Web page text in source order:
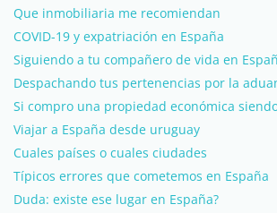
Que inmobiliaria me recomiendan
COVID-19 y expatriación en España
Siguiendo a tu compañero de vida en
Despachando tus pertenencias por la
Si compro una propiedad económica
Viajar a España desde uruguay
Cuales países o cuales ciudades
Típicos errores que cometemos en España
Duda: existe ese lugar en España?